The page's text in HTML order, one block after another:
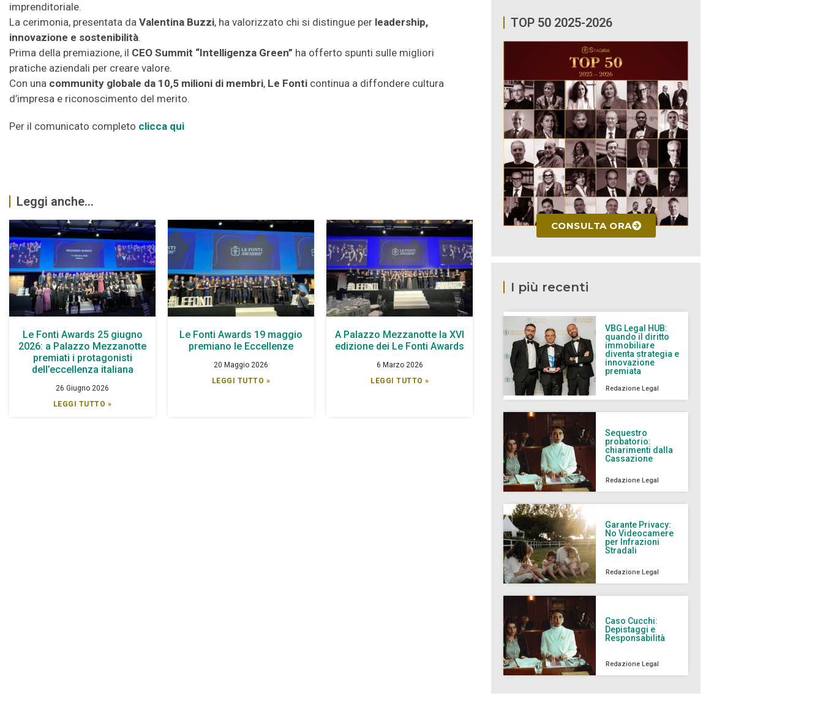
imprenditoriale.
La cerimonia, presentata da Valentina Buzzi, ha valorizzato chi si distingue per leadership,
innovazione e sostenibilità.
Prima della premiazione, il CEO Summit “Intelligenza Green” ha offerto spunti sulle migliori
pratiche aziendali per creare valore.
Con una community globale da 10,5 milioni di membri, Le Fonti continua a diffondere cultura
d’impresa e riconoscimento del merito.
Per il comunicato completo clicca qui
Leggi anche...
Le Fonti Awards 25 giugno
2026: a Palazzo Mezzanotte
premiati i protagonisti
dell’eccellenza italiana
26 Giugno 2026
LEGGI TUTTO »
Le Fonti Awards 19 maggio
premiano le Eccellenze
20 Maggio 2026
LEGGI TUTTO »
A Palazzo Mezzanotte la XVI
edizione dei Le Fonti Awards
6 Marzo 2026
LEGGI TUTTO »
TOP 50 2025-2026
CONSULTA ORA
I più recenti
VBG Legal HUB:
quando il diritto
immobiliare
diventa strategia e
innovazione
premiata
Redazione Legal
Sequestro
probatorio:
chiarimenti dalla
Cassazione
Redazione Legal
Garante Privacy:
No Videocamere
per Infrazioni
Stradali
Redazione Legal
Caso Cucchi:
Depistaggi e
Responsabilità
Redazione Legal